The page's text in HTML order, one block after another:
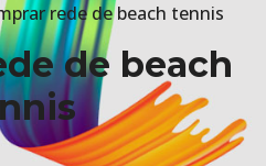
rede de beach tennis
de beach